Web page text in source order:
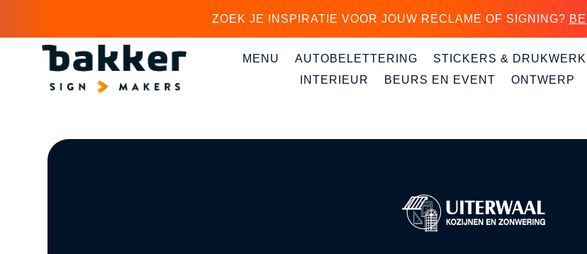
ZOEK JE INSPIRATIE VOOR JOUW RECLAME OF SIGNING?
MENU AUTOBELETTERING STICKERS & DRUKWERK
INTERIEUR
BEURS EN EVENT ONTWERP